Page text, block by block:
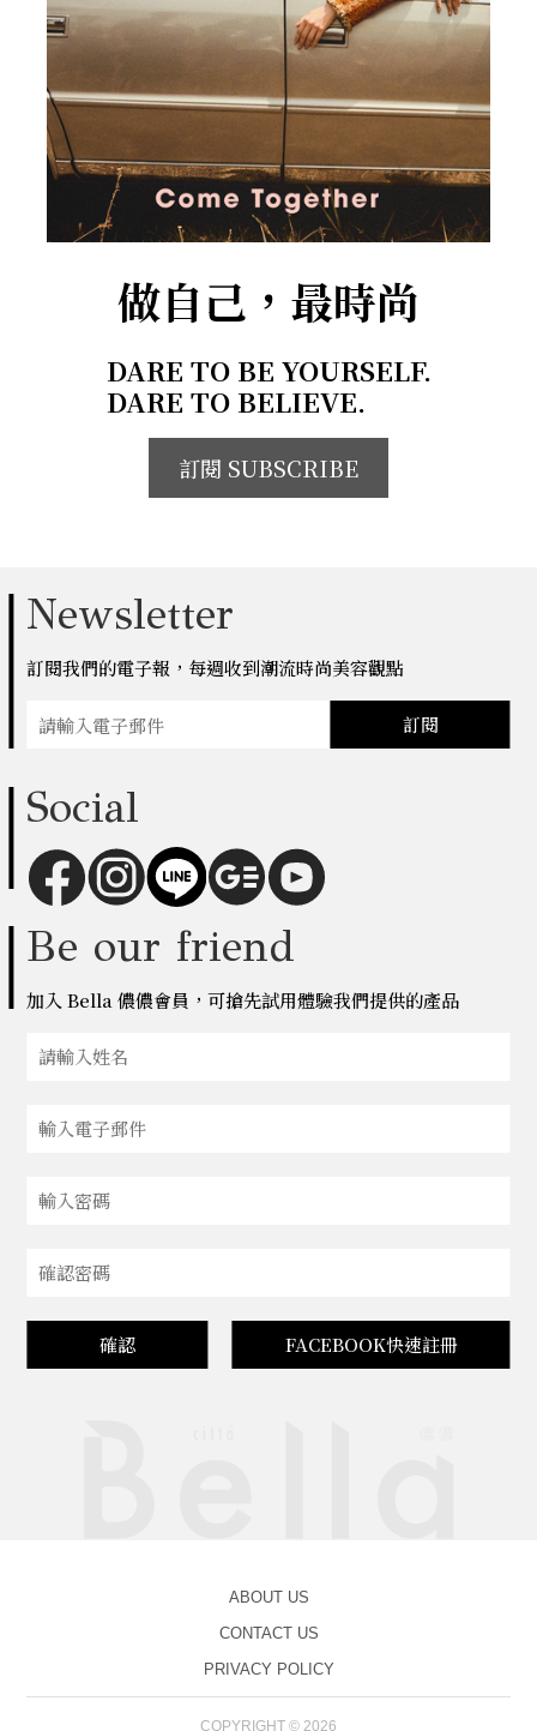
做自己，最時尚
DARE TO BE YOURSELF.
DARE TO BELIEVE.
訂閱 SUBSCRIBE
Newsletter
訂閱我們的電子報，每週收到潮流時尚美容觀點
訂閱
Social
Be our friend
加入 Bella 儂儂會員，可搶先試用體驗我們提供的產品
確認 FACEBOOK快速註冊
ABOUT US
CONTACT US
PRIVACY POLICY
COPYRIGHT © 2026